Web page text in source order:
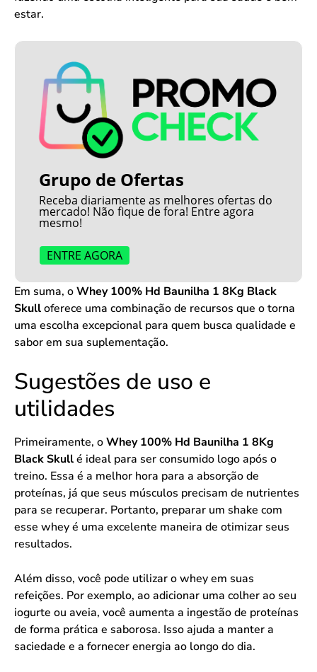
estar.
Grupo de Ofertas
Receba diariamente as melhores ofertas do
mercado! Não fique de fora! Entre agora
mesmo!
ENTRE AGORA
Em suma, oWhey 100% Hd Baunilha 1 8Kg Black
Skulloferece uma combinação de recursos que o torna
uma escolha excepcional para quem busca qualidade e
sabor em sua suplementação.
Sugestões de uso e
utilidades
Primeiramente, oWhey 100% Hd Baunilha 1 8Kg
Black Skullé ideal para ser consumido logo após o
treino. Essa é a melhor hora para a absorção de
proteínas, já que seus músculos precisam de nutrientes
para se recuperar. Portanto, preparar um shake com
esse whey é uma excelente maneira de otimizar seus
resultados.
Além disso, você pode utilizar o whey em suas
refeições. Por exemplo, ao adicionar uma colher ao seu
iogurte ou aveia, você aumenta a ingestão de proteínas
de forma prática e saborosa. Isso ajuda a manter a
saciedade e a fornecer energia ao longo do dia.